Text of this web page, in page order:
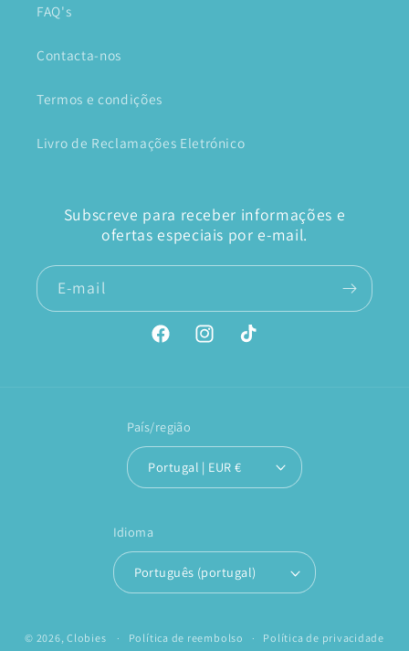
FAQ's
Contacta-nos
Termos e condições
Livro de Reclamações Eletrónico
Subscreve para receber informações e
ofertas especiais por e-mail.
E-mail
FacebookInstagramTikTok
País/região
Portugal | EUR €
Idioma
Português (portugal)
© 2026,Clobies Política de reembolso Política de privacidade